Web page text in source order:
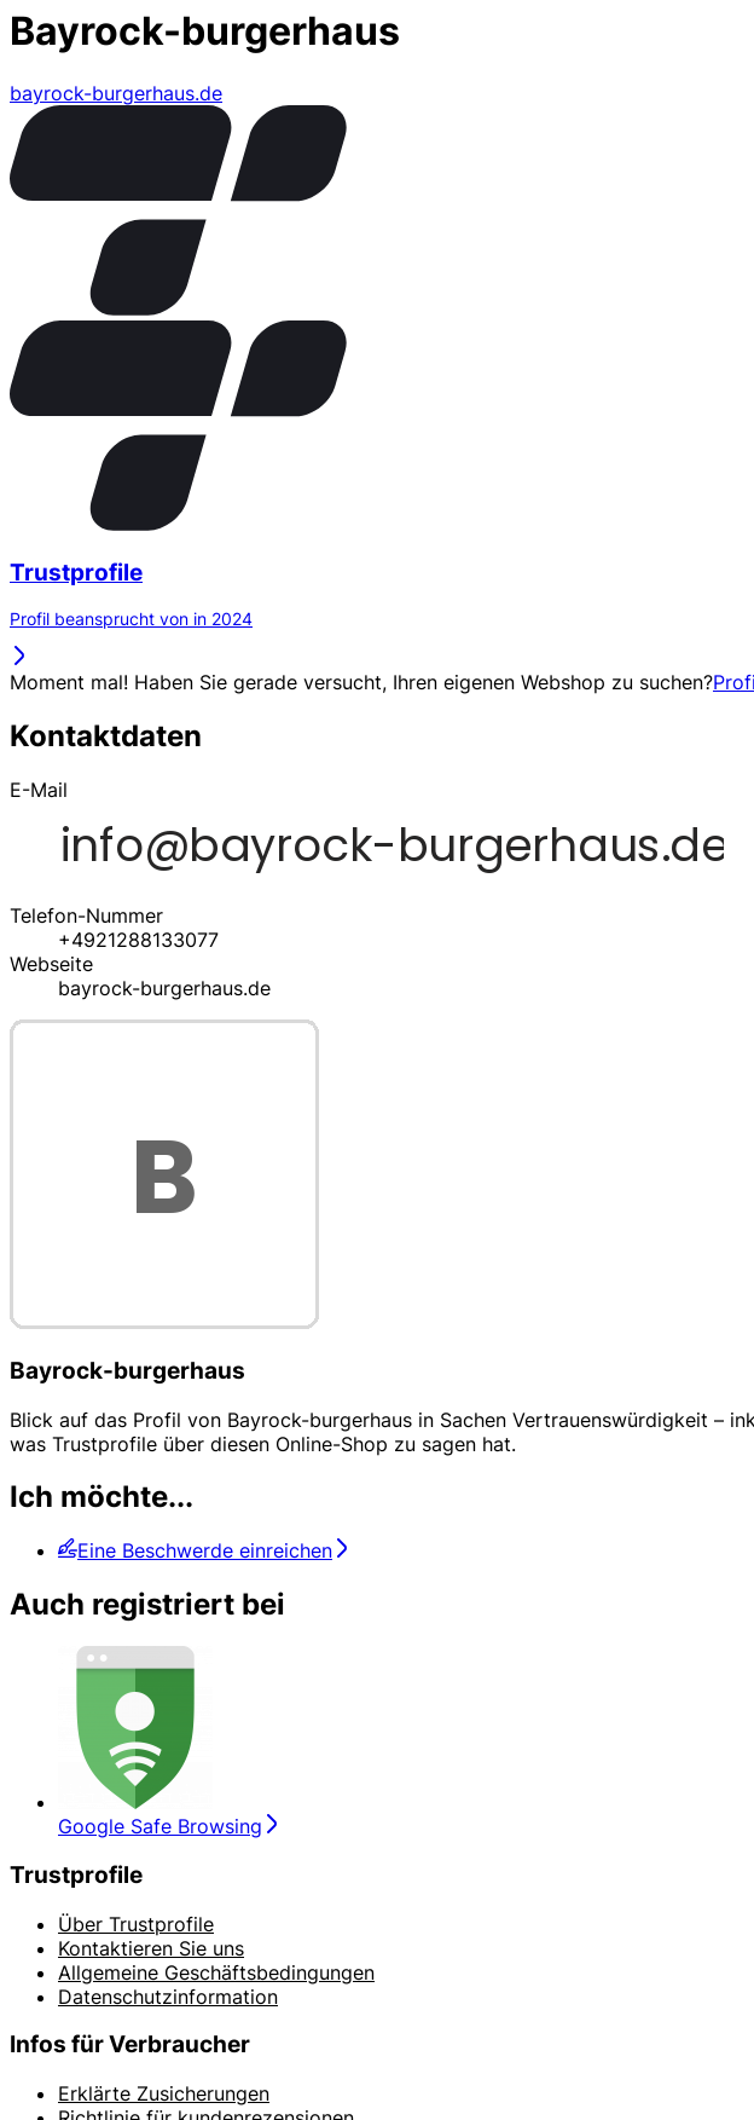
Bayrock-burgerhaus
bayrock-burgerhaus.de
Trustprofile
Profil beansprucht von in 2024
Moment mal! Haben Sie gerade versucht, Ihren eigenen Webshop zu suchen?
Kontaktdaten
E-Mail
Telefon-Nummer
+4921288133077
Webseite
bayrock-burgerhaus.de
Bayrock-burgerhaus
Blick auf das Profil von Bayrock-burgerhaus in Sachen Vertrauenswürdigkeit –
was Trustprofile über diesen Online-Shop zu sagen hat.
Ich möchte...
Eine Beschwerde einreichen
Auch registriert bei
Google Safe Browsing
Trustprofile
Über Trustprofile
Kontaktieren Sie uns
Allgemeine Geschäftsbedingungen
Datenschutzinformation
Infos für Verbraucher
Erklärte Zusicherungen